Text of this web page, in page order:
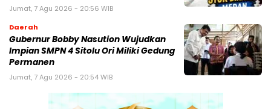
Jumat, 7 Agu 2026 - 20:56 WIB
Daerah
Gubernur Bobby Nasution Wujudkan
Impian SMPN 4 Sitolu Ori Miliki Gedung
Permanen
Jumat, 7 Agu 2026 - 20:54 WIB